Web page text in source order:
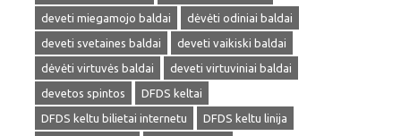
deveti miegamojo baldai
dėvėti odiniai baldai
deveti svetaines baldai
deveti vaikiski baldai
dėvėti virtuvės baldai
deveti virtuviniai baldai
devetos spintos
DFDS keltai
DFDS keltu bilietai internetu
DFDS keltu linija